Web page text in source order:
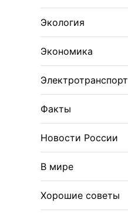
Экология
Экономика
Электротранспорт
Факты
Новости России
В мире
Хорошие советы